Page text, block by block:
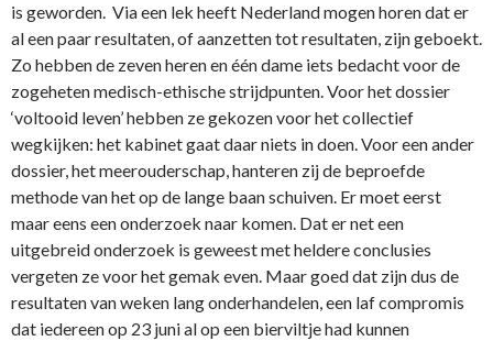
is geworden. Via een lek heeft Nederland mogen horen dat er
al een paar resultaten, of aanzetten tot resultaten, zijn geboekt.
Zo hebben de zeven heren en één dame iets bedacht voor de
zogeheten medisch-ethische strijdpunten. Voor het dossier
‘voltooid leven’ hebben ze gekozen voor het collectief
wegkijken: het kabinet gaat daar niets in doen. Voor een ander
dossier, het meerouderschap, hanteren zij de beproefde
methode van het op de lange baan schuiven. Er moet eerst
maar eens een onderzoek naar komen. Dat er net een
uitgebreid onderzoek is geweest met heldere conclusies
vergeten ze voor het gemak even. Maar goed dat zijn dus de
resultaten van weken lang onderhandelen, een laf compromis
dat iedereen op 23 juni al op een bierviltje had kunnen